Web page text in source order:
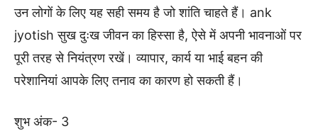
उन लोगों के लिए यह सही समय है जो शांति चाहते हैं। ank
jyotish सुख दुःख जीवन का हिस्सा है, ऐसे में अपनी भावनाओं पर
पूरी तरह से नियंत्रण रखें। व्यापार, कार्य या भाई बहन की
परेशानियां आपके लिए तनाव का कारण हो सकती हैं।
शुभ अंक- 3